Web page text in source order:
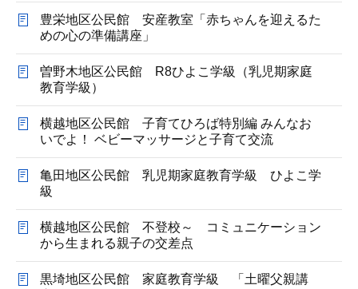
豊栄地区公民館 安産教室「赤ちゃんを迎えるた
めの心の準備講座」
曽野木地区公民館 R8ひよこ学級（乳児期家庭
教育学級）
横越地区公民館 子育てひろば特別編 みんなお
いでよ！ ベビーマッサージと子育て交流
亀田地区公民館 乳児期家庭教育学級 ひよこ学
級
横越地区公民館 不登校～ コミュニケーション
から生まれる親子の交差点
黒埼地区公民館 家庭教育学級 「土曜父親講